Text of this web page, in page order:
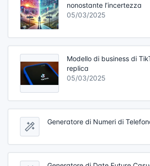
nonostante l’incertezza
05/03/2025
Modello di business di
replica
05/03/2025
Generatore di Numeri di